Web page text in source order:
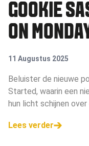
GOOKIE
ON
NIEUWE
GETTING
11 Augustus 2025
Beluister de nieuwe
Started, waarin een
hun licht schijnen
Lees verder